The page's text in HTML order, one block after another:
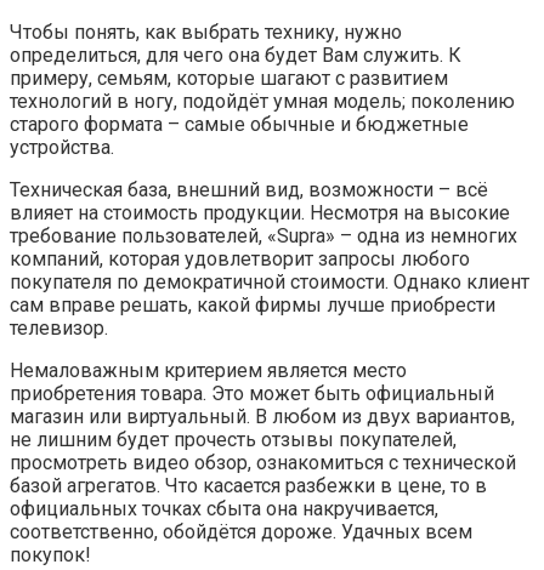
Чтобы понять, как выбрать технику, нужно
определиться, для чего она будет Вам служить. К
примеру, семьям, которые шагают с развитием
технологий в ногу, подойдёт умная модель; поколению
старого формата – самые обычные и бюджетные
устройства.
Техническая база, внешний вид, возможности – всё
влияет на стоимость продукции. Несмотря на высокие
требование пользователей, «Supra» – одна из немногих
компаний, которая удовлетворит запросы любого
покупателя по демократичной стоимости. Однако клиент
сам вправе решать, какой фирмы лучше приобрести
телевизор.
Немаловажным критерием является место
приобретения товара. Это может быть официальный
магазин или виртуальный. В любом из двух вариантов,
не лишним будет прочесть отзывы покупателей,
просмотреть видео обзор, ознакомиться с технической
базой агрегатов. Что касается разбежки в цене, то в
официальных точках сбыта она накручивается,
соответственно, обойдётся дороже. Удачных всем
покупок!